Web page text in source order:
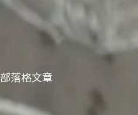
容
部落格文章